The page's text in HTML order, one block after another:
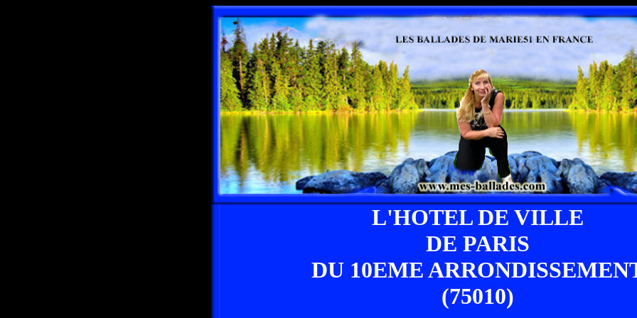
L'HOTEL DE VILLE
DE PARIS
DU 10EME
(75010)